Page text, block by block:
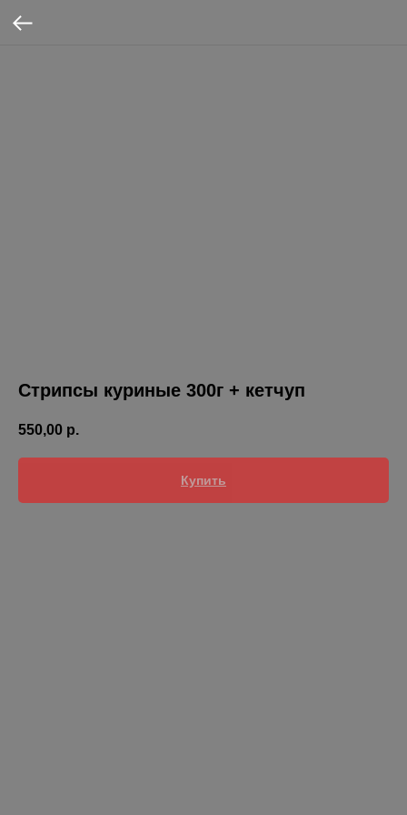
Стрипсы куриные 300г + кетчуп
550,00 р.
Купить